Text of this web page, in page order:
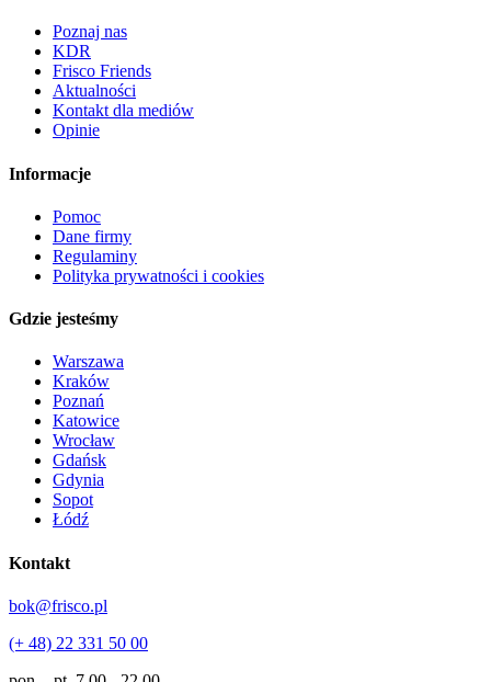
Poznaj nas
KDR
Frisco Friends
Aktualności
Kontakt dla mediów
Opinie
Informacje
Pomoc
Dane firmy
Regulaminy
Polityka prywatności i cookies
Gdzie jesteśmy
Warszawa
Kraków
Poznań
Katowice
Wrocław
Gdańsk
Gdynia
Sopot
Łódź
Kontakt
bok@frisco.pl
(+ 48) 22 331 50 00